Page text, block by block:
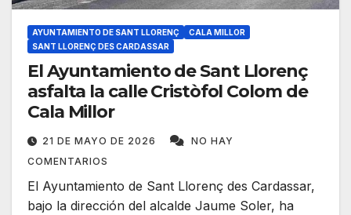
AYUNTAMIENTO DE SANT LLORENÇ
CALA MILLOR
SANT LLORENÇ DES CARDASSAR
El Ayuntamiento de Sant Llorenç
asfalta la calle Cristòfol Colom de
Cala Millor
21 DE MAYO DE 2026
NO HAY
COMENTARIOS
El Ayuntamiento de Sant Llorenç des Cardassar,
bajo la dirección del alcalde Jaume Soler, ha